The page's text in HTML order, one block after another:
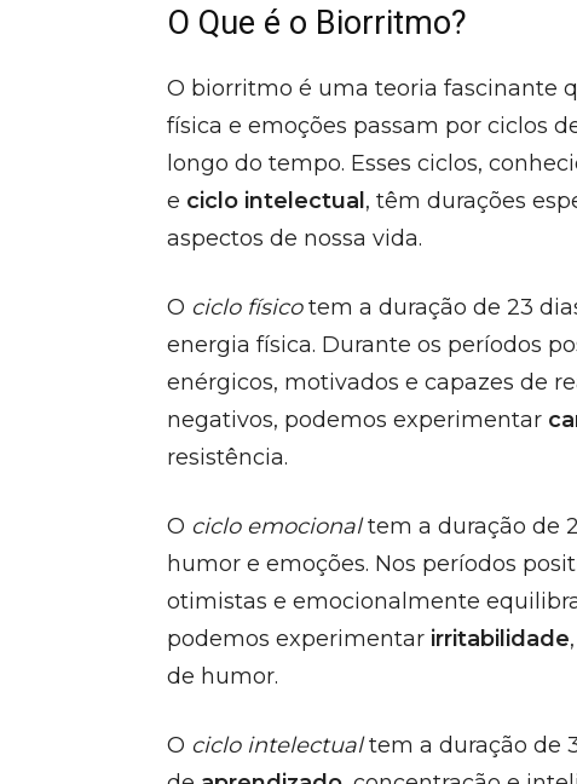
O Que é o Biorritmo?
O biorritmo é uma teoria fascinante
física e emoções passam por ciclos
longo do tempo. Esses ciclos,
e ciclo intelectual , têm durações
aspectos de nossa vida.
O ciclo físicotem a duração de 23
energia física. Durante os períodos
enérgicos, motivados e capazes de
negativos, podemos experimentar
resistência.
O ciclo emocionaltem a duração de
humor e emoções. Nos períodos
otimistas e emocionalmente
podemos experimentar irritabilidade
de humor.
O ciclo intelectualtem a duração de